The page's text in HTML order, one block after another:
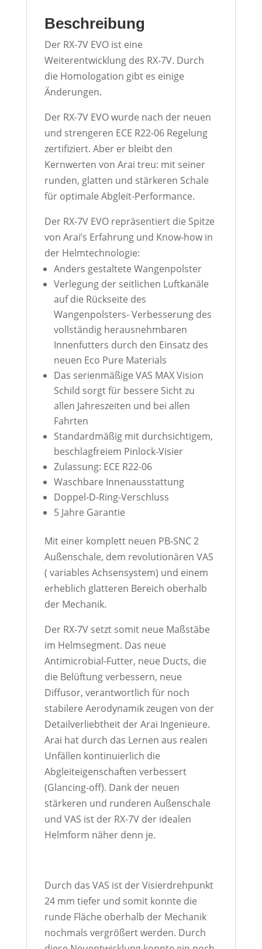
Beschreibung
Der RX-7V EVO ist eine
Weiterentwicklung des RX-7V. Durch
die Homologation gibt es einige
Änderungen.
Der RX-7V EVO wurde nach der neuen
und strengeren ECE R22-06 Regelung
zertifiziert. Aber er bleibt den
Kernwerten von Arai treu: mit seiner
runden, glatten und stärkeren Schale
für optimale Abgleit-Performance.
Der RX-7V EVO repräsentiert die Spitze
von Arai’s Erfahrung und Know-how in
der Helmtechnologie:
Anders gestaltete Wangenpolster
Verlegung der seitlichen Luftkanäle
auf die Rückseite des
Wangenpolsters- Verbesserung des
vollständig herausnehmbaren
Innenfutters durch den Einsatz des
neuen Eco Pure Materials
Das serienmäßige VAS MAX Vision
Schild sorgt für bessere Sicht zu
allen Jahreszeiten und bei allen
Fahrten
Standardmäßig mit durchsichtigem,
beschlagfreiem Pinlock-Visier
Zulassung: ECE R22-06
Waschbare Innenausstattung
Doppel-D-Ring-Verschluss
5 Jahre Garantie
Mit einer komplett neuen PB-SNC 2
Außenschale, dem revolutionären VAS
( variables Achsensystem) und einem
erheblich glatteren Bereich oberhalb
der Mechanik.
Der RX-7V setzt somit neue Maßstäbe
im Helmsegment. Das neue
Antimicrobial-Futter, neue Ducts, die
die Belüftung verbessern, neue
Diffusor, verantwortlich für noch
stabilere Aerodynamik zeugen von der
Detailverliebtheit der Arai Ingenieure.
Arai hat durch das Lernen aus realen
Unfällen kontinuierlich die
Abgleiteigenschaften verbessert
(Glancing-off). Dank der neuen
stärkeren und runderen Außenschale
und VAS ist der RX-7V der idealen
Helmform näher denn je.
Durch das VAS ist der Visierdrehpunkt
24 mm tiefer und somit konnte die
runde Fläche oberhalb der Mechanik
nochmals vergrößert werden. Durch